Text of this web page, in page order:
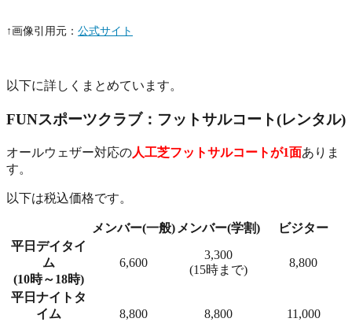
↑画像引用元： 公式サイト
以下に詳しくまとめています。
FUNスポーツクラブ：フットサルコート(レンタル)
オールウェザー対応の人工芝フットサルコートが1面ありま
す。
以下は税込価格です。
メンバー(一般) メンバー(学割)
ビジター
平日デイタイ
ム
(10時～18時)
6,600
3,300
(15時まで)
8,800
平日ナイトタ
イム
8,800 8,800 11,000